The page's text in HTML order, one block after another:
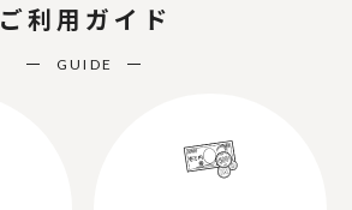
ご利用ガイド
GUIDE